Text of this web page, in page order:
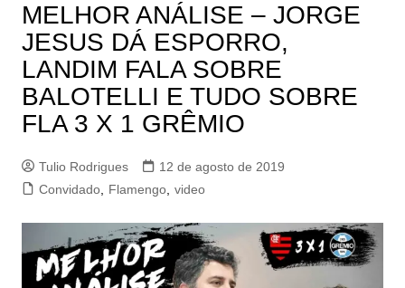
MELHOR ANÁLISE – JORGE
JESUS DÁ ESPORRO,
LANDIM FALA SOBRE
BALOTELLI E TUDO SOBRE
FLA 3 X 1 GRÊMIO
Tulio Rodrigues
12 de agosto de 2019
Convidado, Flamengo, video